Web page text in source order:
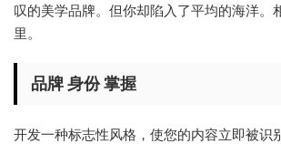
叹的美学品牌。但你却陷入了平均的海洋。
里。
品牌 身份掌握
开发一种标志性风格，使您的内容立即被识